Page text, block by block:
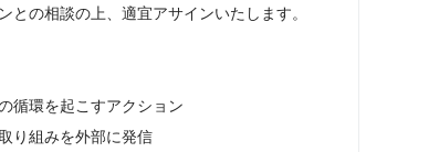
の相談の上、適宜アサインいたします。
循環を起こすアクション
り組みを外部に発信